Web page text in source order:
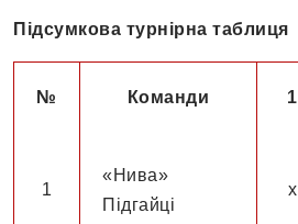
Підсумкова турнірна таблиця
№ Команди 1
1
«Нива»
Підгайці
х